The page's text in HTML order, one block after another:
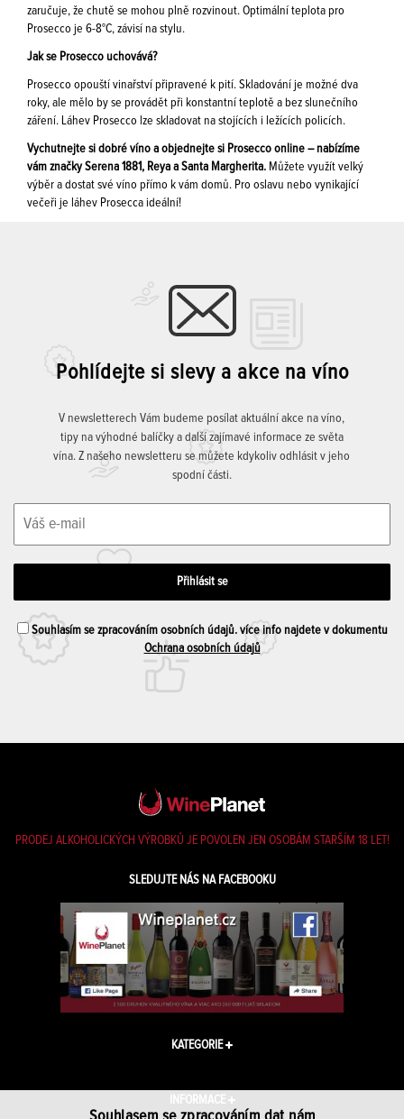
zaručuje, že chutě se mohou plně rozvinout. Optimální teplota pro
Prosecco je 6-8°C, závisí na stylu.
Jak se Prosecco uchovává?
Prosecco opouští vinařství připravené k pití. Skladování je možné dva
roky, ale mělo by se provádět při konstantní teplotě a bez slunečního
záření. Láhev Prosecco lze skladovat na stojících i ležících policích.
Vychutnejte si dobré víno a objednejte si Prosecco online – nabízíme
vám značky Serena 1881, Reya a Santa Margherita. Můžete využít velký
výběr a dostat své víno přímo k vám domů. Pro oslavu nebo vynikající
večeři je láhev Prosecca ideální!
Pohlídejte si slevy a akce na víno
V newsletterech Vám budeme posílat aktuální akce na víno,
tipy na výhodné balíčky a další zajímavé informace ze světa
vína. Z našeho newsletteru se můžete kdykoliv odhlásit v jeho
spodní části.
Souhlasím se zpracováním osobních údajů. více info najdete v dokumentu
Ochrana osobních údajů
PRODEJ ALKOHOLICKÝCH VÝROBKŮ JE POVOLEN JEN OSOBÁM STARŠÍM 18 LET!
SLEDUJTE NÁS NA FACEBOOKU
KATEGORIE
INFORMACE